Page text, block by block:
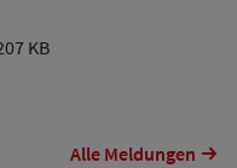
KB
Alle Meldungen